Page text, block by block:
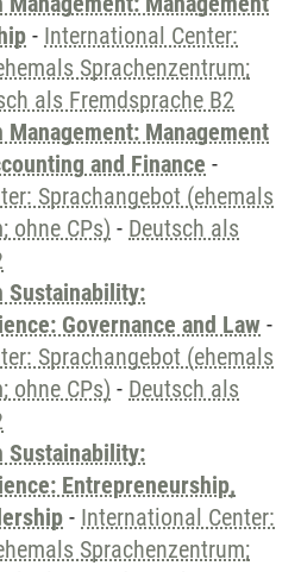
- International Center:
Sprachenzentrum;
als Fremdsprache B2
Management
and Finance -
Sprachangebot (ehemals
ohne CPs) - Deutsch als
Sustainability:
Governance and Law -
Sprachangebot (ehemals
ohne CPs) - Deutsch als
Sustainability:
Entrepreneurship,
- International Center:
Sprachenzentrum;